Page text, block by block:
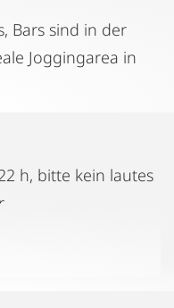
Bars sind in der
Joggingarea in
h, bitte kein lautes